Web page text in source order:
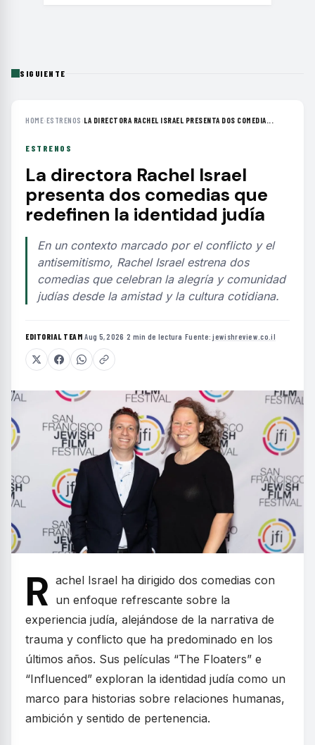
SIGUIENTE
HOME›ESTRENOS ›LA DIRECTORA RACHEL ISRAEL PRESENTA DOS COMEDIA...
ESTRENOS
La directora Rachel Israel
presenta dos comedias que
redefinen la identidad judía
En un contexto marcado por el conflicto y el
antisemitismo, Rachel Israel estrena dos
comedias que celebran la alegría y comunidad
judías desde la amistad y la cultura cotidiana.
EDITORIAL TEAM·Aug 5, 2026 ·2 min de lectura ·Fuente:jewishreview.co.il
R achel Israel ha dirigido dos comedias con
un enfoque refrescante sobre la
experiencia judía, alejándose de la narrativa de
trauma y conflicto que ha predominado en los
últimos años. Sus películas “The Floaters” e
“Influenced” exploran la identidad judía como un
marco para historias sobre relaciones humanas,
ambición y sentido de pertenencia.